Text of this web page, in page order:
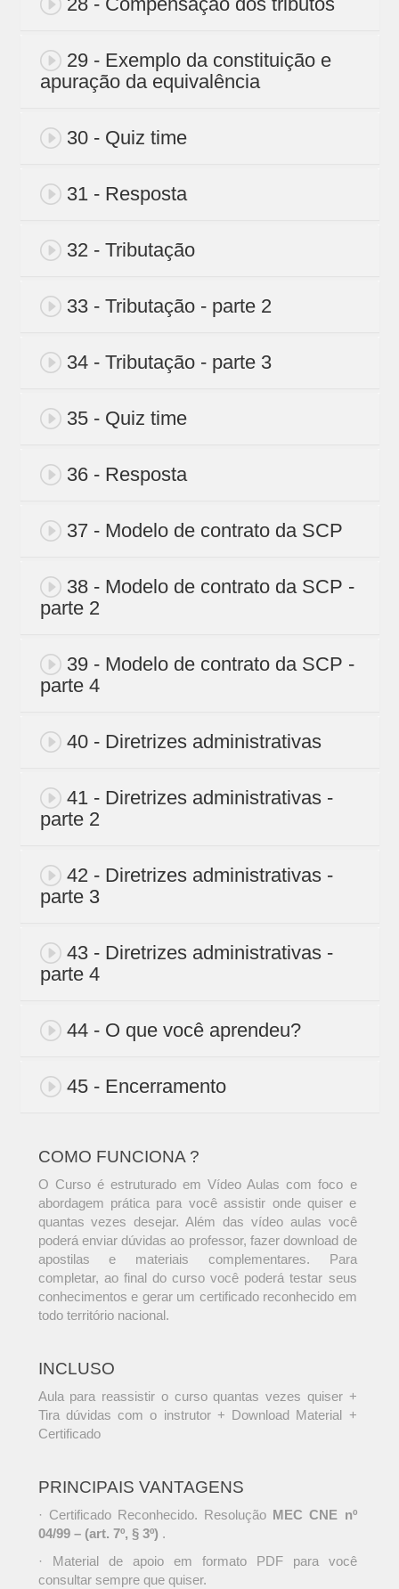
29 - Exemplo da constituição e
apuração da equivalência
30 - Quiz time
31 - Resposta
32 - Tributação
33 - Tributação - parte 2
34 - Tributação - parte 3
35 - Quiz time
36 - Resposta
37 - Modelo de contrato da SCP
38 - Modelo de contrato da SCP -
parte 2
39 - Modelo de contrato da SCP -
parte 4
40 - Diretrizes administrativas
41 - Diretrizes administrativas -
parte 2
42 - Diretrizes administrativas -
parte 3
43 - Diretrizes administrativas -
parte 4
44 - O que você aprendeu?
45 - Encerramento
COMO FUNCIONA ?
O Curso é estruturado em Vídeo Aulas com foco e
abordagem prática para você assistir onde quiser e
quantas vezes desejar. Além das vídeo aulas você
poderá enviar dúvidas ao professor, fazer download de
apostilas e materiais complementares. Para
completar, ao final do curso você poderá testar seus
conhecimentos e gerar um certificado reconhecido em
todo território nacional.
INCLUSO
Aula para reassistir o curso quantas vezes quiser +
Tira dúvidas com o instrutor + Download Material +
Certificado
PRINCIPAIS VANTAGENS
· Certificado Reconhecido. Resolução MEC CNE nº
04/99 – (art. 7º, § 3º) .
· Material de apoio em formato PDF para você
consultar sempre que quiser.